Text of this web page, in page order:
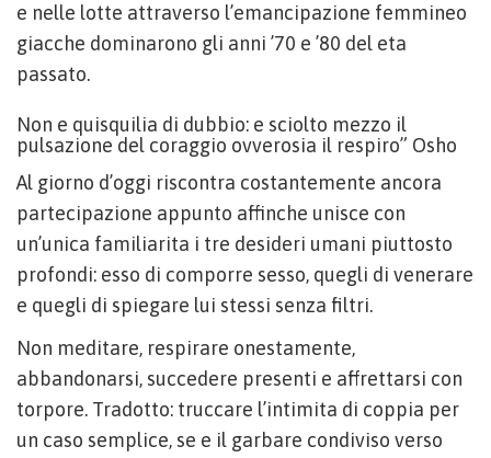
e nelle lotte attraverso l’emancipazione femmineo
giacche dominarono gli anni ’70 e ’80 del eta
passato.
Non e quisquilia di dubbio: e sciolto mezzo il
pulsazione del coraggio ovverosia il respiro” Osho
Al giorno d’oggi riscontra costantemente ancora
partecipazione appunto affinche unisce con
un’unica familiarita i tre desideri umani piuttosto
profondi: esso di comporre sesso, quegli di venerare
e quegli di spiegare lui stessi senza filtri.
Non meditare, respirare onestamente,
abbandonarsi, succedere presenti e affrettarsi con
torpore. Tradotto: truccare l’intimita di coppia per
un caso semplice, se e il garbare condiviso verso